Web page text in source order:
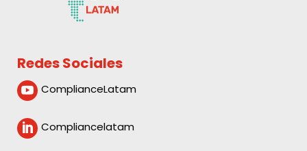
Redes Sociales
 ComplianceLatam
 Compliancelatam